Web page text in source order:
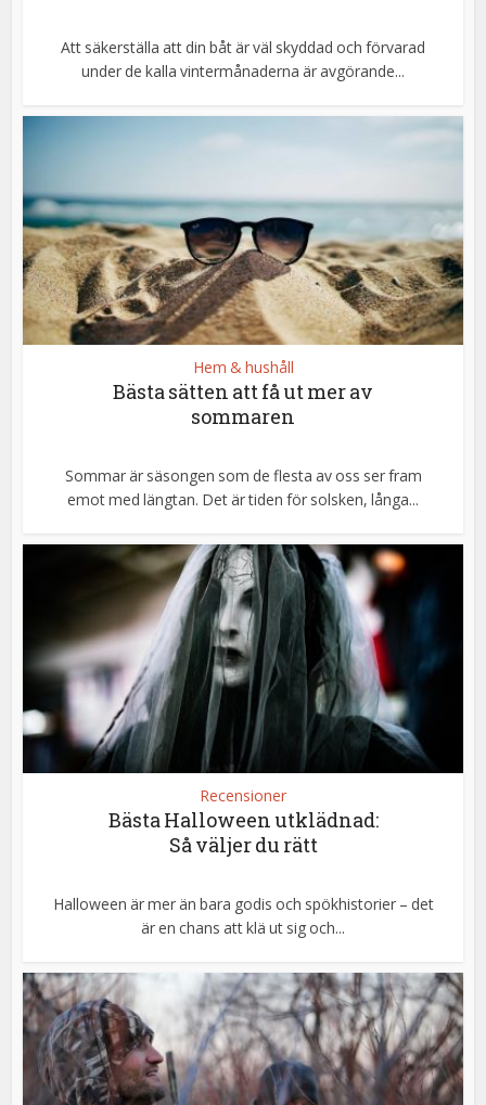
Att säkerställa att din båt är väl skyddad och förvarad
under de kalla vintermånaderna är avgörande...
Hem & hushåll
Bästa sätten att få ut mer av
sommaren
Sommar är säsongen som de flesta av oss ser fram
emot med längtan. Det är tiden för solsken, långa...
Recensioner
Bästa Halloween utklädnad:
Så väljer du rätt
Halloween är mer än bara godis och spökhistorier – det
är en chans att klä ut sig och...